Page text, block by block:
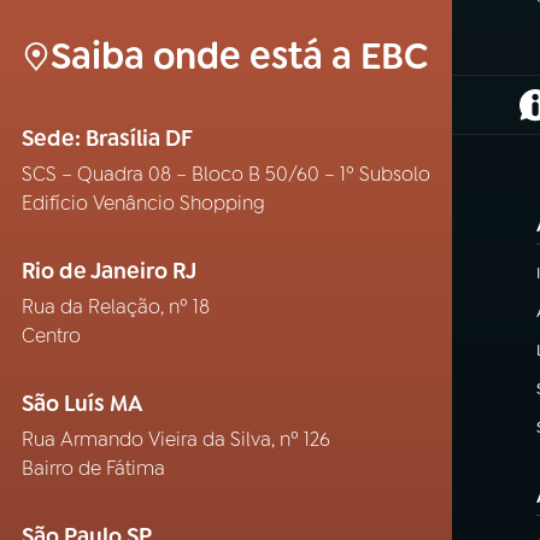
Saiba onde está a EBC
Sede: Brasília DF
SCS – Quadra 08 – Bloco B 50/60 – 1º Subsolo
Edifício Venâncio Shopping
Rio de Janeiro RJ
Rua da Relação, nº 18
Centro
São Luís MA
Rua Armando Vieira da Silva, nº 126
Bairro de Fátima